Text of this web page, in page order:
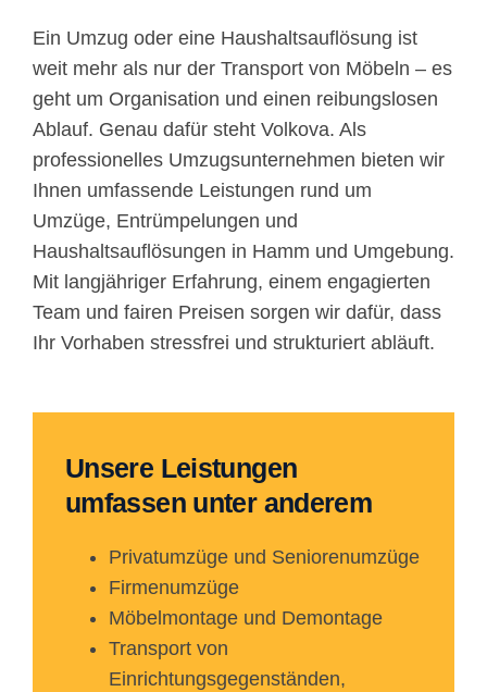
Ein Umzug oder eine Haushaltsauflösung ist
weit mehr als nur der Transport von Möbeln – es
geht um Organisation und einen reibungslosen
Ablauf. Genau dafür steht Volkova. Als
professionelles Umzugsunternehmen bieten wir
Ihnen umfassende Leistungen rund um
Umzüge, Entrümpelungen und
Haushaltsauflösungen in Hamm und Umgebung.
Mit langjähriger Erfahrung, einem engagierten
Team und fairen Preisen sorgen wir dafür, dass
Ihr Vorhaben stressfrei und strukturiert abläuft.
Unsere Leistungen
umfassen unter anderem
Privatumzüge und Seniorenumzüge
Firmenumzüge
Möbelmontage und Demontage
Transport von
Einrichtungsgegenständen,